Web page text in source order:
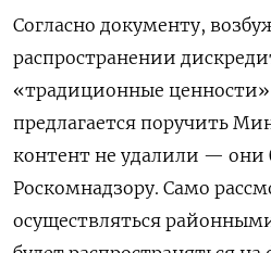
Согласно документу,
распространении
«традиционные
предлагается поручить
контент не удалили — они
Роскомнадзору. Само
осуществляться